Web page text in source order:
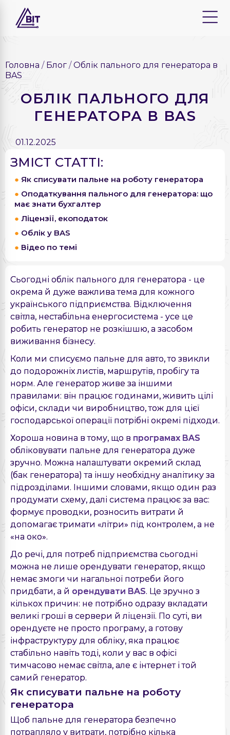
Головна Блог
Облік пального для генератора в
BAS
ОБЛІК ПАЛЬНОГО ДЛЯ
ГЕНЕРАТОРА В BAS
01.12.2025
ЗМІСТ СТАТТІ:
Як списувати пальне на роботу генератора
Оподаткування пального для генератора: що
має знати бухгалтер
Ліцензії, екоподаток
Облік у BAS
Відео по темі
Сьогодні облік пального для генератора - це
окрема й дуже важлива тема для кожного
українського підприємства. Відключення
світла, нестабільна енергосистема - усе це
робить генератор не розкішшю, а засобом
виживання бізнесу.
Коли ми списуємо пальне для авто, то звикли
до подорожніх листів, маршрутів, пробігу та
норм. Але генератор живе за іншими
правилами: він працює годинами, живить цілі
офіси, склади чи виробництво, тож для цієї
господарської операції потрібні окремі підходи.
Хороша новина в тому, що в програмах BAS
обліковувати пальне для генератора дуже
зручно. Можна налаштувати окремий склад
(бак генератора) та іншу необхідну аналітику за
підрозділами. Іншими словами, якщо один раз
продумати схему, далі система працює за вас:
формує проводки, розносить витрати й
допомагає тримати «літри» під контролем, а не
«на око».
До речі, для потреб підприємства сьогодні
можна не лише орендувати генератор, якщо
немає змоги чи нагальної потреби його
придбати, а й орендувати BAS. Це зручно з
кількох причин: не потрібно одразу вкладати
великі гроші в сервери й ліцензії. По суті, ви
орендуєте не просто програму, а готову
інфраструктуру для обліку, яка працює
стабільно навіть тоді, коли у вас в офісі
тимчасово немає світла, але є інтернет і той
самий генератор.
Як списувати пальне на роботу
генератора
Щоб пальне для генератора безпечно
потрапляло у витрати, потрібно кілька